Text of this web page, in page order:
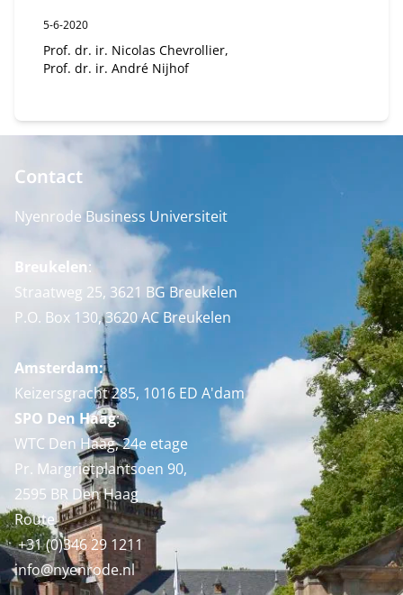
Publicatiedatum:
5-6-2020
Auteur:
Prof. dr. ir. Nicolas Chevrollier
Prof. dr. ir. André Nijhof
Contact
Nyenrode Business Universiteit
Breukelen:
Straatweg 25, 3621 BG Breukelen
P.O. Box 130, 3620 AC Breukelen
Amsterdam:
Keizersgracht 285, 1016 ED A'dam
SPO Den Haag:
WTC Den Haag, 24e etage
Pr. Margrietplantsoen 90,
2595 BR Den Haag
Route
+31 (0)346 29 1211
info@nyenrode.nl